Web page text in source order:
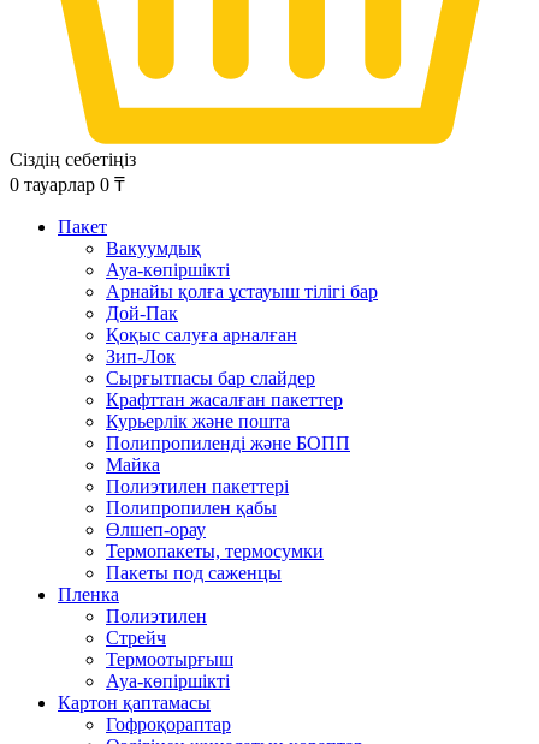
Сіздің себетіңіз
0 тауарлар 0 ₸
Пакет
Вакуумдық
Ауа-көпіршікті
Арнайы қолға ұстауыш тілігі бар
Дой-Пак
Қоқыс салуға арналған
Зип-Лок
Сырғытпасы бар слайдер
Крафттан жасалған пакеттер
Курьерлік және пошта
Полипропиленді және БОПП
Майка
Полиэтилен пакеттері
Полипропилен қабы
Өлшеп-орау
Термопакеты, термосумки
Пакеты под саженцы
Пленка
Полиэтилен
Стрейч
Термоотырғыш
Ауа-көпіршікті
Картон қаптамасы
Гофроқораптар